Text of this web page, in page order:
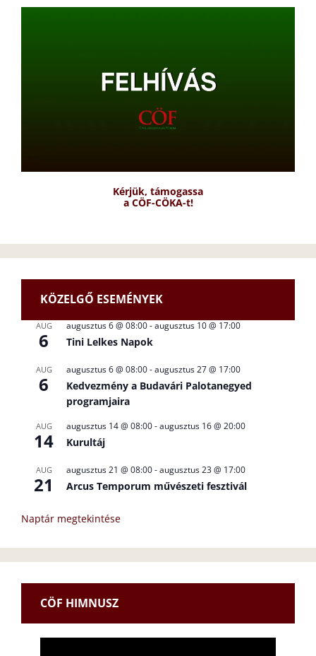
Kérjük, támogassa
a CÖF-CÖKA-t!
KÖZELGŐ ESEMÉNYEK
AUG
6
augusztus 6 @ 08:00-augusztus 10 @ 17:00
Tini Lelkes Napok
AUG
6
augusztus 6 @ 08:00-augusztus 27 @ 17:00
Kedvezmény a Budavári Palotanegyed
programjaira
AUG
14
augusztus 14 @ 08:00-augusztus 16 @ 20:00
Kurultáj
AUG
21
augusztus 21 @ 08:00-augusztus 23 @ 17:00
Arcus Temporum művészeti fesztivál
Naptár megtekintése
CÖF HIMNUSZ